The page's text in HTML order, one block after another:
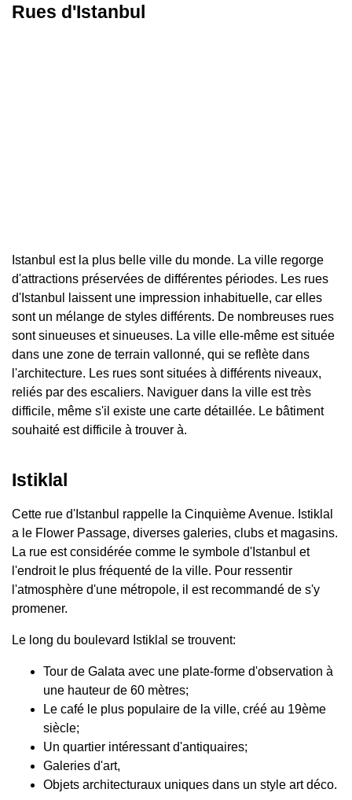
Rues d'Istanbul
Istanbul est la plus belle ville du monde. La ville regorge
d'attractions préservées de différentes périodes. Les rues
d'Istanbul laissent une impression inhabituelle, car elles
sont un mélange de styles différents. De nombreuses rues
sont sinueuses et sinueuses. La ville elle-même est située
dans une zone de terrain vallonné, qui se reflète dans
l'architecture. Les rues sont situées à différents niveaux,
reliés par des escaliers. Naviguer dans la ville est très
difficile, même s'il existe une carte détaillée. Le bâtiment
souhaité est difficile à trouver à.
Istiklal
Cette rue d'Istanbul rappelle la Cinquième Avenue. Istiklal
a le Flower Passage, diverses galeries, clubs et magasins.
La rue est considérée comme le symbole d'Istanbul et
l'endroit le plus fréquenté de la ville. Pour ressentir
l'atmosphère d'une métropole, il est recommandé de s'y
promener.
Le long du boulevard Istiklal se trouvent:
Tour de Galata avec une plate-forme d'observation à
une hauteur de 60 mètres;
Le café le plus populaire de la ville, créé au 19ème
siècle;
Un quartier intéressant d'antiquaires;
Galeries d'art,
Objets architecturaux uniques dans un style art déco.